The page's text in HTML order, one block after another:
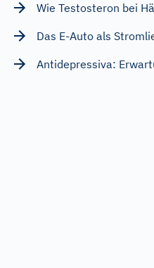
Wie Testosteron bei
Das E-Auto als
Antidepressiva: